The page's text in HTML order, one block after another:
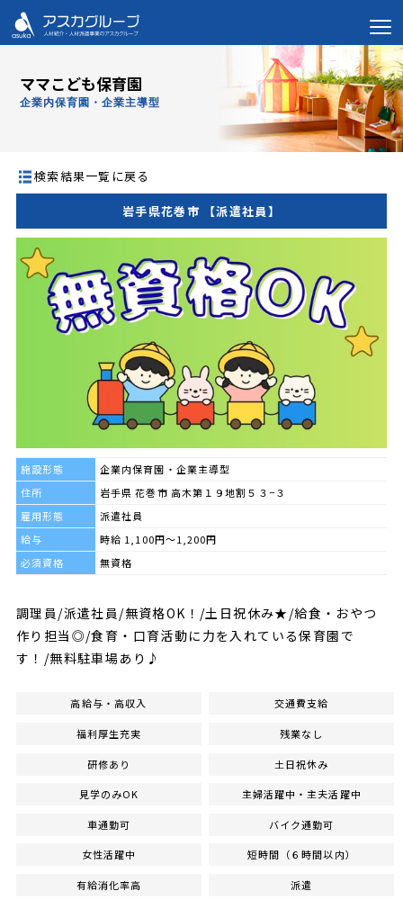
ママこども保育園
企業内保育園・企業主導型
検索結果一覧に戻る
岩手県花巻市 【派遣社員】
施設形態
企業内保育園・企業主導型
住所
岩手県 花巻市 高木第１９地割５３−３
雇用形態
派遣社員
給与
時給 1,100円～1,200円
必須資格
無資格
調理員/派遣社員/無資格OK！/土日祝休み★/給食・おやつ
作り担当◎/食育・口育活動に力を入れている保育園で
す！/無料駐車場あり♪
高給与・高収入 交通費支給
福利厚生充実 残業なし
研修あり 土日祝休み
見学のみOK 主婦活躍中・主夫活躍中
車通勤可 バイク通勤可
女性活躍中 短時間（６時間以内）
有給消化率高 派遣